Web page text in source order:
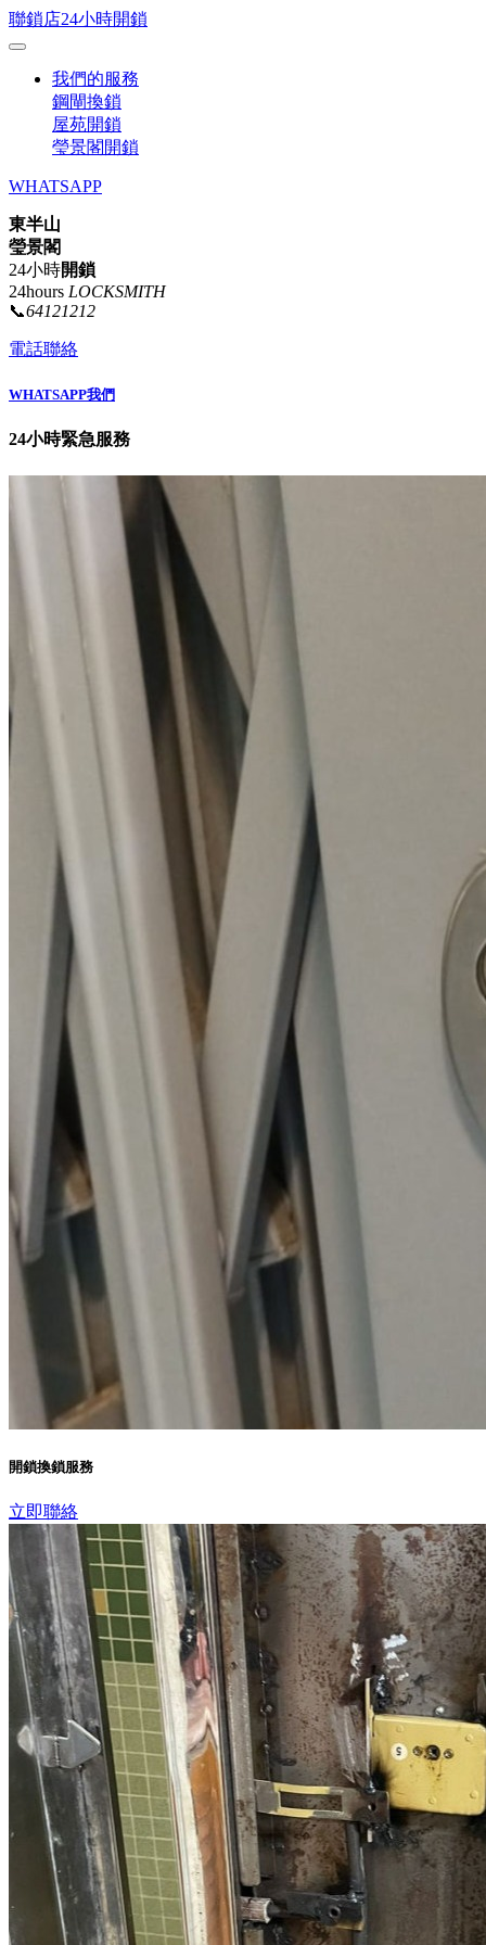
聯鎖店24小時開鎖
我們的服務
鋼閘換鎖
屋苑開鎖
瑩景閣開鎖
WHATSAPP
東半山
瑩景閣
24小時開鎖
24hours LOCKSMITH
📞64121212
電話聯絡
WHATSAPP我們
24小時緊急服務
開鎖換鎖服務
立即聯絡